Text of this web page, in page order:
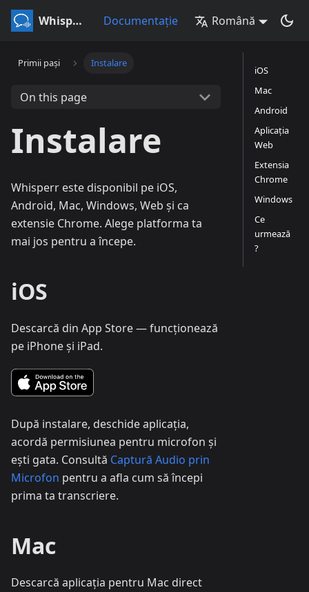
Whisperr Documentație Română
Primii pași Instalare
On this page
Instalare
Whisperr este disponibil pe iOS,
Android, Mac, Windows, Web și ca
extensie Chrome. Alege platforma ta
mai jos pentru a începe.
iOS
Descarcă din App Store — funcționează
pe iPhone și iPad.
După instalare, deschide aplicația,
acordă permisiunea pentru microfon și
ești gata. Consultă Captură Audio prin
Microfon pentru a afla cum să începi
prima ta transcriere.
Mac
Descarcă aplicația pentru Mac direct
iOS
Mac
Android
Aplicația
Web
Extensia
Chrome
Windows
Ce
urmează
?